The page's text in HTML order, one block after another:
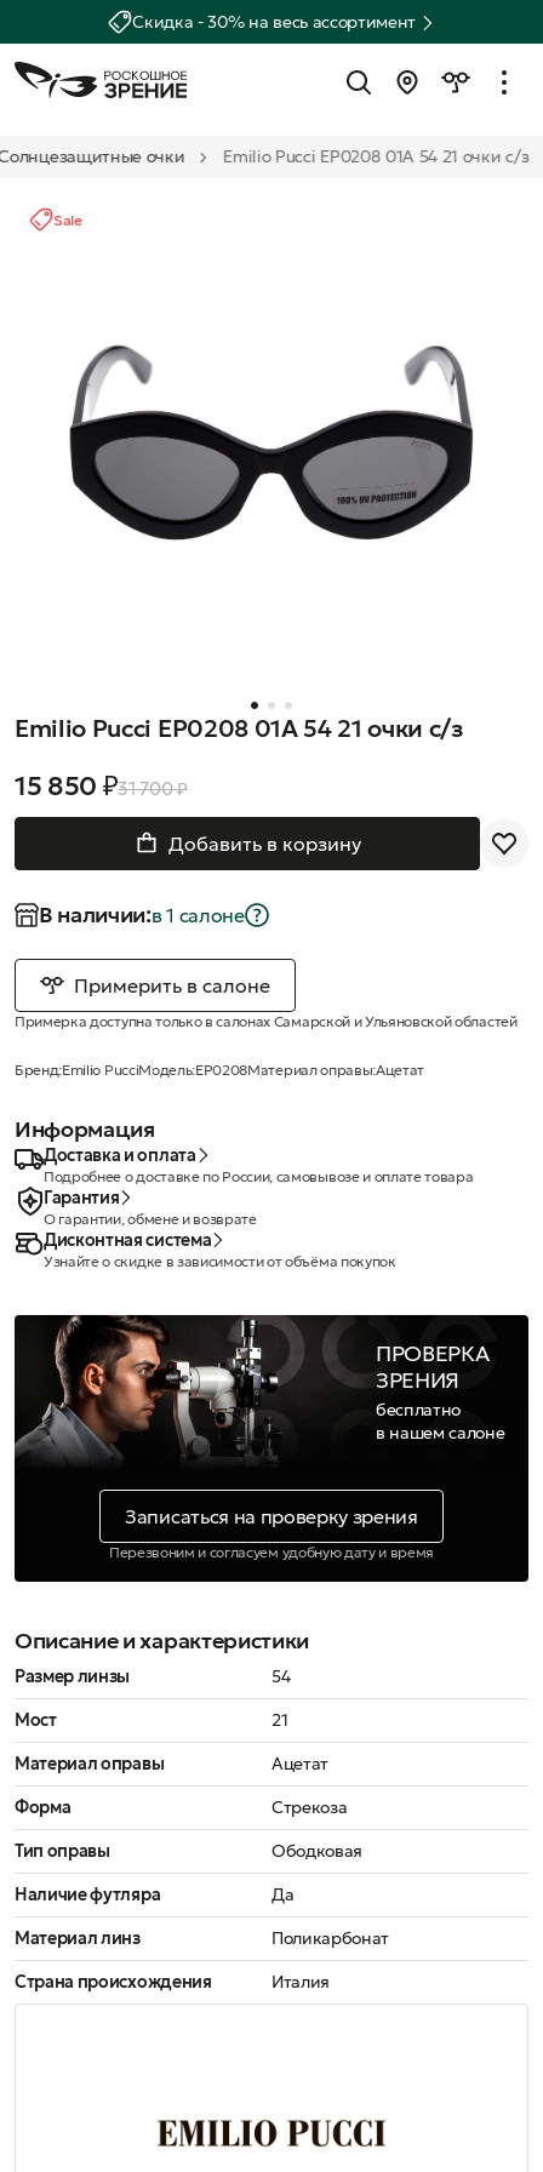
Скидка - 30% на весь ассортимент
очки Emilio Pucci EP0208 01A 54 21 очки с/з
Sale
Emilio Pucci EP0208 01A 54 21 очки с/з
15 850 ₽31 700 ₽
Добавить в корзину
В наличии:в 1 салонe
Примерить в салоне
Примерка доступна только в салонах Самарской и Ульяновской областей
Бренд:Emilio PucciМодель:EP0208Материал оправы:Ацетат
Информация
Доставка и оплата
Подробнее о доставке по России, самовывозе и оплате товара
Гарантия
О гарантии, обмене и возврате
Дисконтная система
Узнайте о скидке в зависимости от объёма покупок
ПРОВЕРКА
ЗРЕНИЯ
бесплатно
в нашем салоне
Записаться на проверку зрения
Перезвоним и согласуем удобную дату и время
Описание и характеристики
Размер линзы
54
Мост
21
Материал оправы
Ацетат
Форма
Стрекоза
Тип оправы
Ободковая
Наличие футляра
Да
Материал линз
Поликарбонат
Страна происхождения
Италия